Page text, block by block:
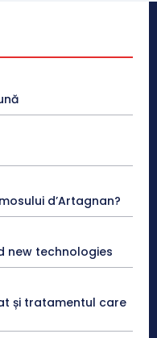
d’Artagnan?
new technologies
și tratamentul care